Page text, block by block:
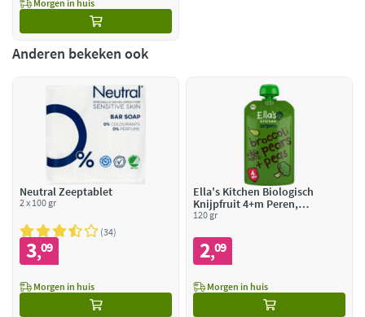
Morgen in huis
Anderen bekeken ook
Neutral Zeeptablet
2 x 100 gr
34
3,09
Morgen in huis
Ella's Kitchen Biologisch
Knijpfruit 4+m Peren,
Doperwten & Broccoli
120 gr
2,09
Morgen in huis